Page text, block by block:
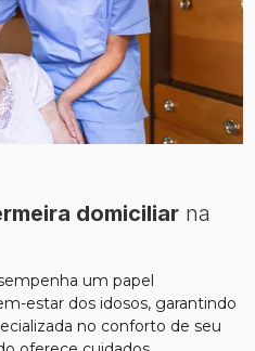
domiciliar na
um papel
estar dos idosos, garantindo
no conforto de seu